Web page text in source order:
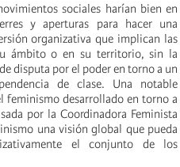
sociales harían bien en
y aperturas para hacer una
organizativa que implican las
ámbito o en su territorio, sin la
disputa por el poder en torno a un
de clase. Una notable
feminismo desarrollado en torno a
por la Coordinadora Feminista
una visión global que pueda
el conjunto de los